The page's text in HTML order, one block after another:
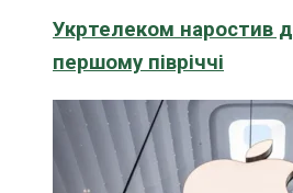
Укртелеком наростив
першому півріччі